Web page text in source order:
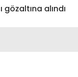
gözaltına alındı